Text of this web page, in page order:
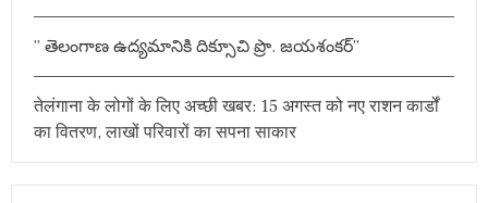
” తెలంగాణ ఉద్యమానికి దిక్సూచి ప్రొ. జయశంకర్”
तेलंगाना के लोगों के लिए अच्छी खबर: 15 अगस्त को नए राशन कार्डों
का वितरण, लाखों परिवारों का सपना साकार